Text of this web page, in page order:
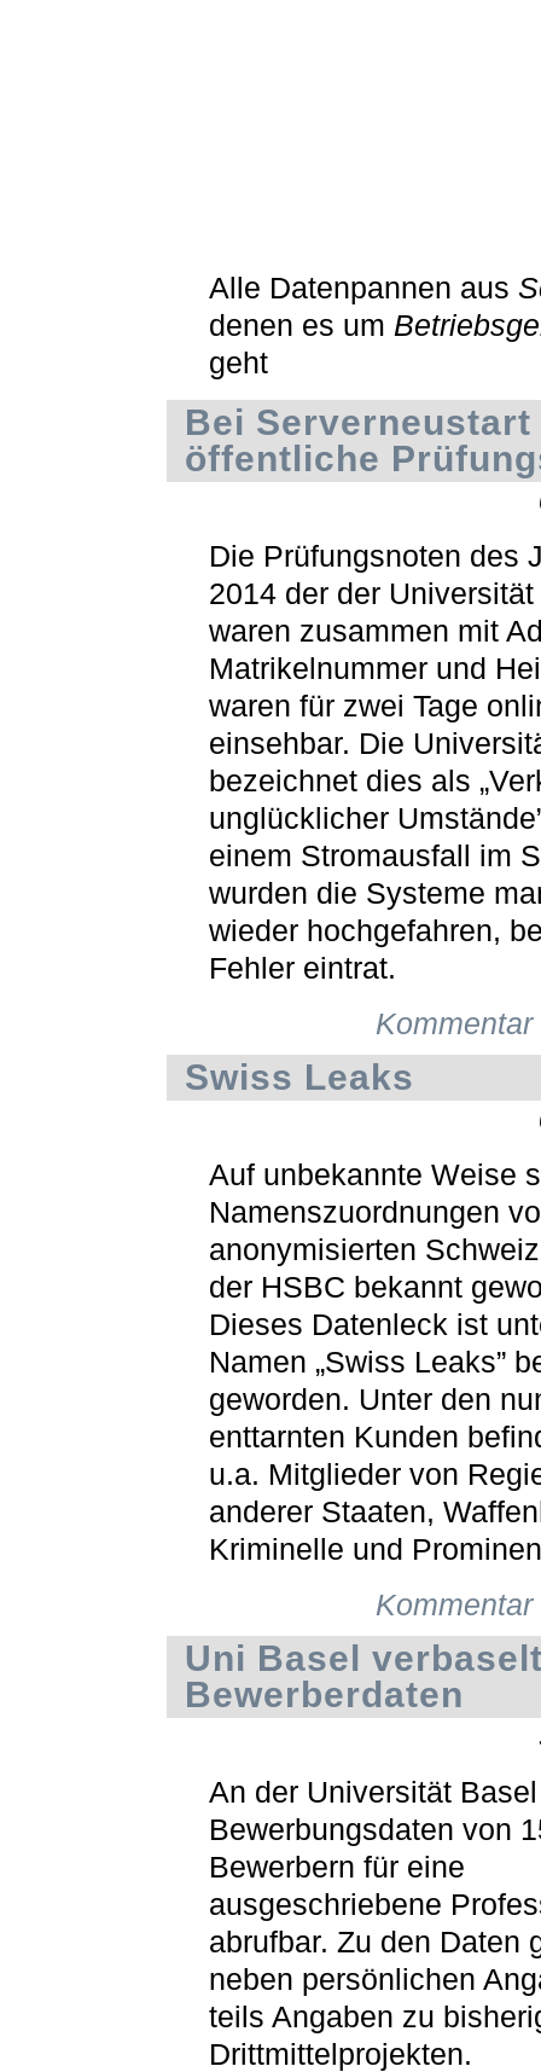
Alle Datenpannen aus
denen es um
geht
Bei Serverneustart
öffentliche
Die Prüfungsnoten des
2014 der der Universität
waren zusammen mit
Matrikelnummer und
waren für zwei Tage
einsehbar. Die
bezeichnet dies als
unglücklicher
einem Stromausfall im
wurden die Systeme
wieder hochgefahren,
Fehler eintrat.
Swiss Leaks
Auf unbekannte Weise
Namenszuordnungen
anonymisierten
der HSBC bekannt
Dieses Datenleck ist
Namen „Swiss Leaks”
geworden. Unter den
enttarnten Kunden
u.a. Mitglieder von
anderer Staaten,
Kriminelle und
Uni Basel
Bewerberdaten
An der Universität
Bewerbungsdaten von
Bewerbern für eine
ausgeschriebene
abrufbar. Zu den Daten
neben persönlichen
teils Angaben zu
Drittmittelprojekten.